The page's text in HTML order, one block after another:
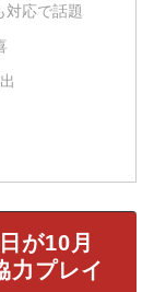
対応で話題
が10月
力プレイ